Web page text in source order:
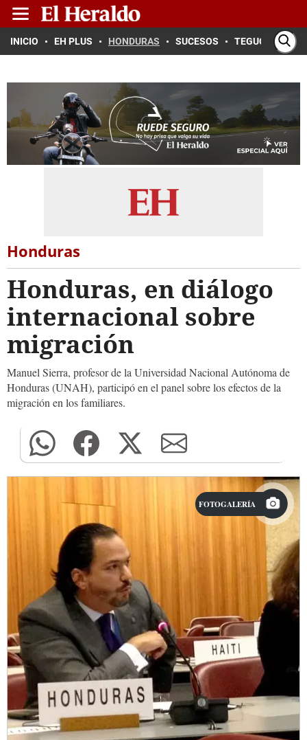
INICIO EH PLUS HONDURAS SUCESOS TEGUCIGALPA
Honduras
Honduras, en diálogo
internacional sobre
migración
Manuel Sierra, profesor de la Universidad Nacional Autónoma de
Honduras (UNAH), participó en el panel sobre los efectos de la
migración en los familiares.
FOTOGALERÍA